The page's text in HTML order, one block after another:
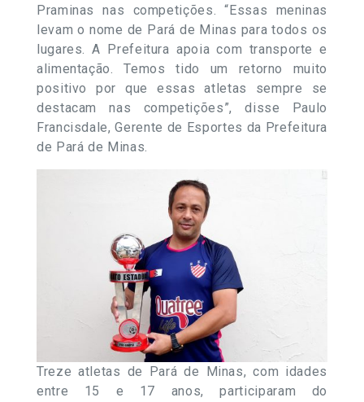
Praminas nas competições. “Essas meninas
levam o nome de Pará de Minas para todos os
lugares. A Prefeitura apoia com transporte e
alimentação. Temos tido um retorno muito
positivo por que essas atletas sempre se
destacam nas competições”, disse Paulo
Francisdale, Gerente de Esportes da Prefeitura
de Pará de Minas.
Treze atletas de Pará de Minas, com idades
entre 15 e 17 anos, participaram do